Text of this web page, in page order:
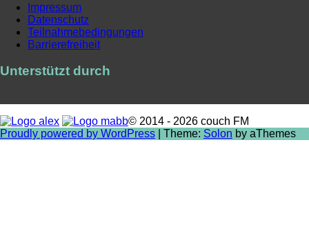
Impressum
Datenschutz
Teilnahmebedingungen
Barrierefreiheit
Unterstützt durch
© 2014 - 2026 couch FM
Proudly powered by WordPress
Theme: Solon by aThemes